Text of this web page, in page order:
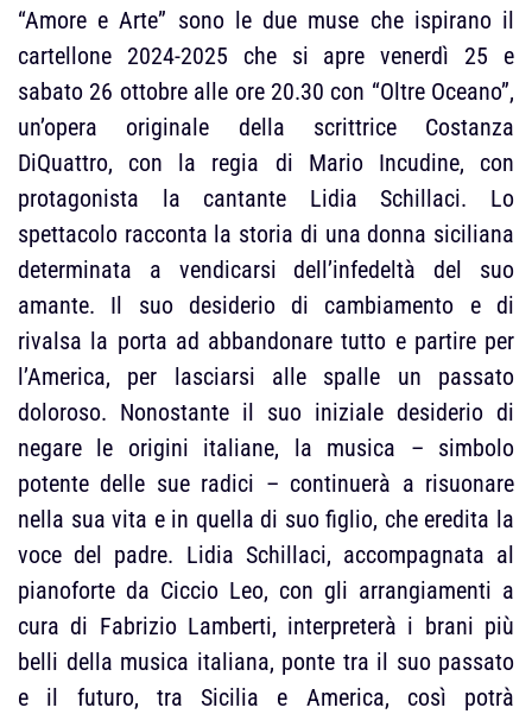
“Amore e Arte” sono le due muse che ispirano il
cartellone 2024-2025 che si apre venerdì 25 e
sabato 26 ottobre alle ore 20.30 con “Oltre Oceano”,
un’opera originale della scrittrice Costanza
DiQuattro, con la regia di Mario Incudine, con
protagonista la cantante Lidia Schillaci. Lo
spettacolo racconta la storia di una donna siciliana
determinata a vendicarsi dell’infedeltà del suo
amante. Il suo desiderio di cambiamento e di
rivalsa la porta ad abbandonare tutto e partire per
l’America, per lasciarsi alle spalle un passato
doloroso. Nonostante il suo iniziale desiderio di
negare le origini italiane, la musica – simbolo
potente delle sue radici – continuerà a risuonare
nella sua vita e in quella di suo figlio, che eredita la
voce del padre. Lidia Schillaci, accompagnata al
pianoforte da Ciccio Leo, con gli arrangiamenti a
cura di Fabrizio Lamberti, interpreterà i brani più
belli della musica italiana, ponte tra il suo passato
e il futuro, tra Sicilia e America, così potrà